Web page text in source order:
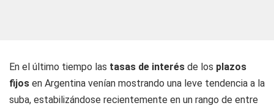
En el último tiempo las tasas de interés de los plazos
fijos en Argentina venían mostrando una leve tendencia a la
suba, estabilizándose recientemente en un rango de entre